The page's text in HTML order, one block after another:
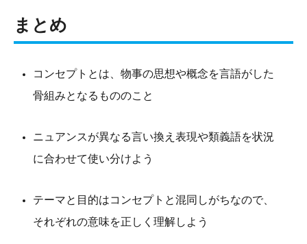
まとめ
コンセプトとは、物事の思想や概念を言語がした
骨組みとなるもののこと
ニュアンスが異なる言い換え表現や類義語を状況
に合わせて使い分けよう
テーマと目的はコンセプトと混同しがちなので、
それぞれの意味を正しく理解しよう